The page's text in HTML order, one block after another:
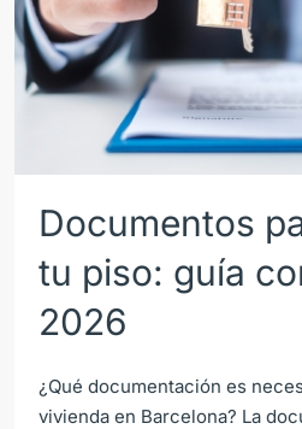
Documentos
tu piso: guía
2026
¿Qué documentación es
vivienda en Barcelona? La